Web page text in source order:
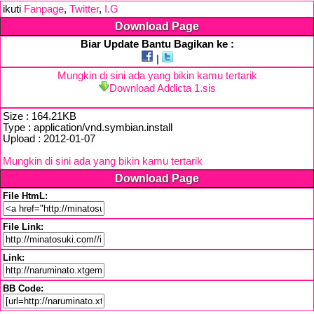
ikuti Fanpage, Twitter, I.G
Download Page
Biar Update Bantu Bagikan ke :
Mungkin di sini ada yang bikin kamu tertarik
Download Addicta 1.sis
Size : 164.21KB
Type : application/vnd.symbian.install
Upload : 2012-01-07
Mungkin di sini ada yang bikin kamu tertarik
Download Page
File HtmL:
File Link:
Link:
BB Code: